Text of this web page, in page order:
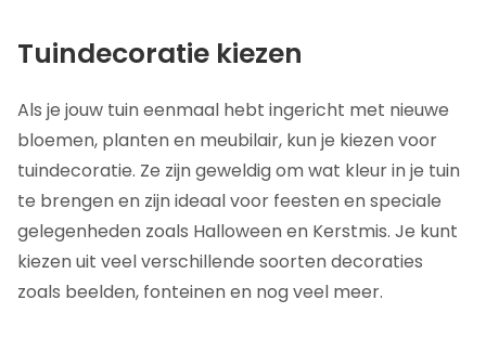
Tuindecoratie kiezen
Als je jouw tuin eenmaal hebt ingericht met nieuwe
bloemen, planten en meubilair, kun je kiezen voor
tuindecoratie. Ze zijn geweldig om wat kleur in je tuin
te brengen en zijn ideaal voor feesten en speciale
gelegenheden zoals Halloween en Kerstmis. Je kunt
kiezen uit veel verschillende soorten decoraties
zoals beelden, fonteinen en nog veel meer.